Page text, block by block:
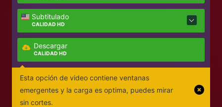
Subtitulado
CALIDAD HD
Descargar
CALIDAD HD
Esta opción de video contiene ventanas
emergentes y la carga es optima, puedes mirar
sin cortes.